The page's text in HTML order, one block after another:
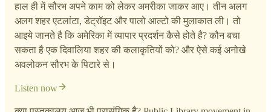
हाल ही में सौरभ अपने काम को लेकर अमरीका जाकर आए। तीन अलग
अलग शहर एटलांटा, डेट्रॉइट और पालो आल्टो की मुलाकात ली। तो
आइये जानते है कि अमेरिका में व्यापार प्रदर्शन कैसे होते है? कौन बचा
सकता है एक दिवालिया शहर की कलाकृतियों को? और ऐसे कई अनोखे
अवलोकन सौरभ के पिटारे से।
Listen now